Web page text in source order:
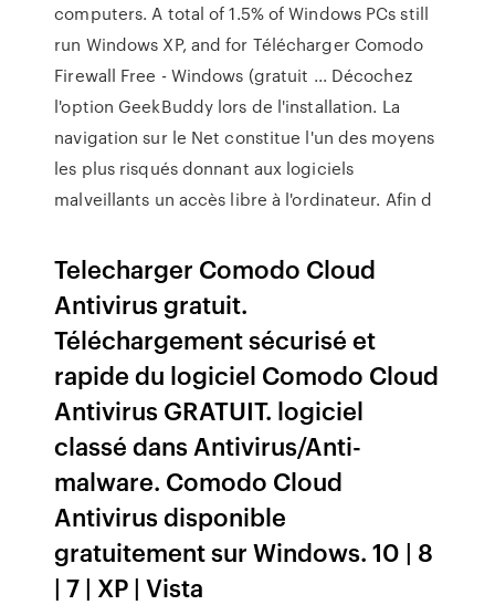
computers. A total of 1.5% of Windows PCs still
run Windows XP, and for Télécharger Comodo
Firewall Free - Windows (gratuit ... Décochez
l'option GeekBuddy lors de l'installation. La
navigation sur le Net constitue l'un des moyens
les plus risqués donnant aux logiciels
malveillants un accès libre à l'ordinateur. Afin d
Telecharger Comodo Cloud
Antivirus gratuit.
Téléchargement sécurisé et
rapide du logiciel Comodo Cloud
Antivirus GRATUIT. logiciel
classé dans Antivirus/Anti-
malware. Comodo Cloud
Antivirus disponible
gratuitement sur Windows. 10 | 8
| 7 | XP | Vista